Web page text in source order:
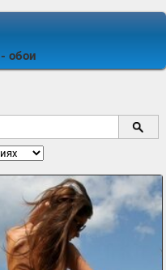
- обои